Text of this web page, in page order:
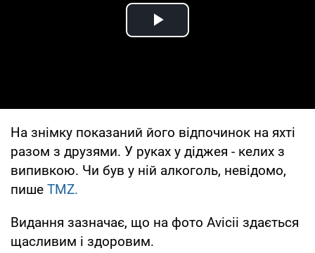
Play Video
На знімку показаний його відпочинок на яхті
разом з друзями. У руках у діджея - келих з
випивкою. Чи був у ній алкоголь, невідомо,
пише TMZ.
Видання зазначає, що на фото Avicii здається
щасливим і здоровим.